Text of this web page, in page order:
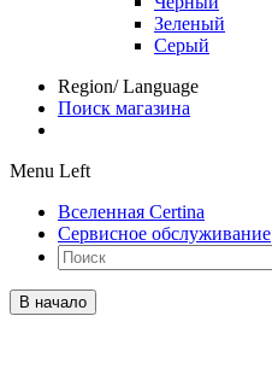
Зеленый
Серый
Region/ Language
Поиск магазина
Menu Left
Вселенная Certina
Сервисное обслуживание
В начало